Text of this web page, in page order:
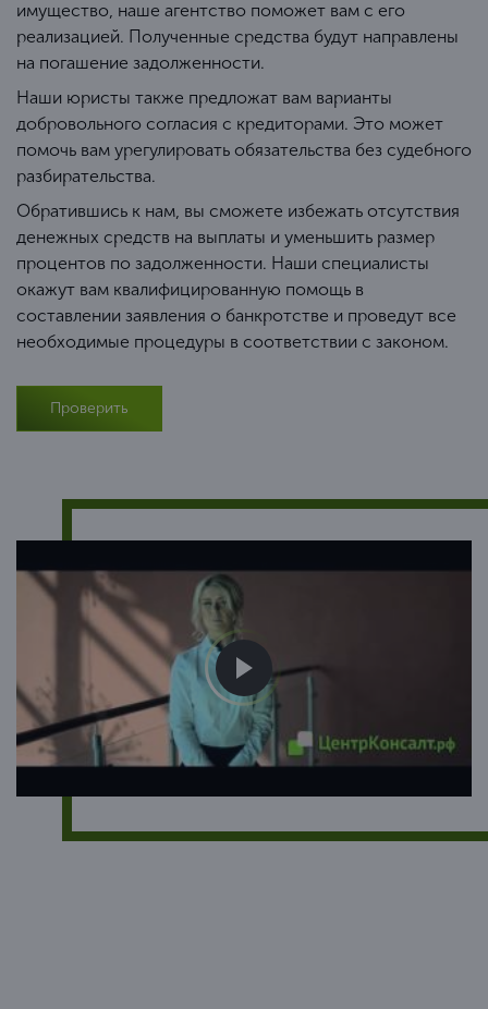
имущество, наше агентство поможет вам с его
реализацией. Полученные средства будут направлены
на погашение задолженности.
Наши юристы также предложат вам варианты
добровольного согласия с кредиторами. Это может
помочь вам урегулировать обязательства без судебного
разбирательства.
Обратившись к нам, вы сможете избежать отсутствия
денежных средств на выплаты и уменьшить размер
процентов по задолженности. Наши специалисты
окажут вам квалифицированную помощь в
составлении заявления о банкротстве и проведут все
необходимые процедуры в соответствии с законом.
Проверить